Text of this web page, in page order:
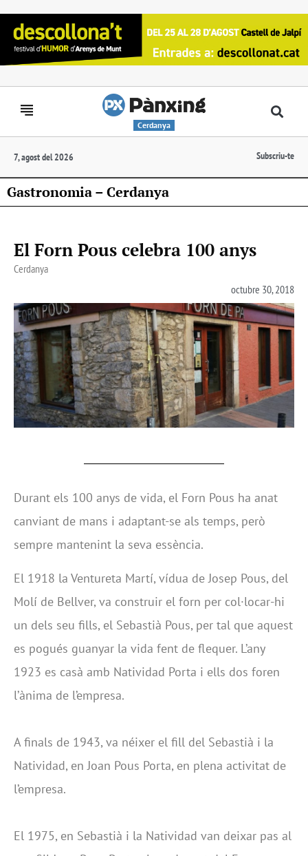
Cerdanya
7, agost del 2026 Subscriu-te
Gastronomia – Cerdanya
El Forn Pous celebra 100 anys
Cerdanya
octubre 30, 2018
Durant els 100 anys de vida, el Forn Pous ha anat
canviant de mans i adaptant-se als temps, però
sempre mantenint la seva essència.
El 1918 la Ventureta Martí, vídua de Josep Pous, del
Molí de Bellver, va construir el forn per col·locar-hi
un dels seu fills, el Sebastià Pous, per tal que aquest
es pogués guanyar la vida fent de flequer. L’any
1923 es casà amb Natividad Porta i ells dos foren
l’ànima de l’empresa.
A finals de 1943, va néixer el fill del Sebastià i la
Natividad, en Joan Pous Porta, en plena activitat de
l’empresa.
El 1975, en Sebastià i la Natividad van deixar pas al